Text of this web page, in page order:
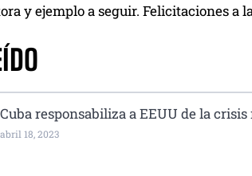
y ejemplo a seguir. Felicitaciones a
Cuba responsabiliza a EEUU de la
abril 18, 2023